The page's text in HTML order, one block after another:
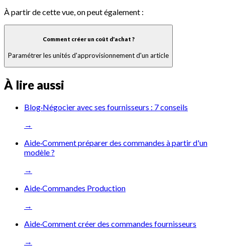
À partir de cette vue, on peut également :
Comment créer un coût d'achat ?
Paramétrer les unités d'approvisionnement d'un article
À lire aussi
Blog·Négocier avec ses fournisseurs : 7 conseils
→
Aide·Comment préparer des commandes à partir d'un
modèle ?
→
Aide·Commandes Production
→
Aide·Comment créer des commandes fournisseurs
→